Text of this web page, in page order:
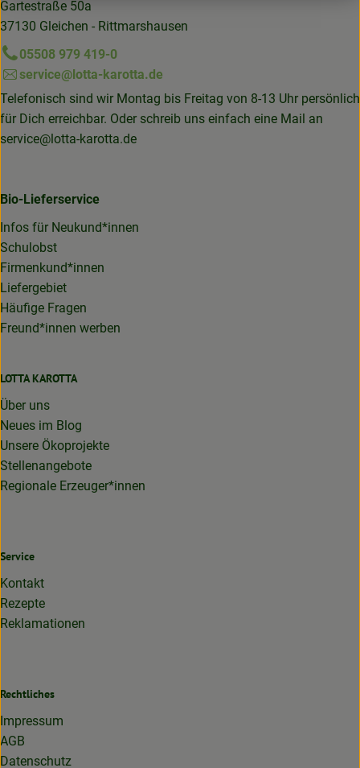
Gartestraße 50a
37130 Gleichen - Rittmarshausen
05508 979 419-0
service@lotta-karotta.de
Telefonisch sind wir Montag bis Freitag von 8-13 Uhr persönlich
für Dich erreichbar. Oder schreib uns einfach eine Mail an
service@lotta-karotta.de
Bio-Lieferservice
Infos für Neukund*innen
Schulobst
Firmenkund*innen
Liefergebiet
Häufige Fragen
Freund*innen werben
LOTTA KAROTTA
Über uns
Neues im Blog
Unsere Ökoprojekte
Stellenangebote
Regionale Erzeuger*innen
Service
Kontakt
Rezepte
Reklamationen
Rechtliches
Impressum
AGB
Datenschutz